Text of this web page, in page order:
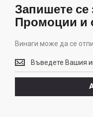
Запишете се
Промоции и
Винаги може да се
Винаги
може
да
отпишете!